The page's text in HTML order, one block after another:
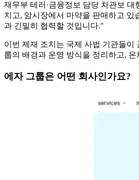
재무부 테러·금융정보 담당 차관보
치고, 암시장에서 마약을 판매하고
과 긴밀히 협력할 것입니다."
이번 제재 조치는 국제 사법 기관들이
룹의 배경과 운영 방식을 정리하고,
에자 그룹은 어떤 회사인가요?